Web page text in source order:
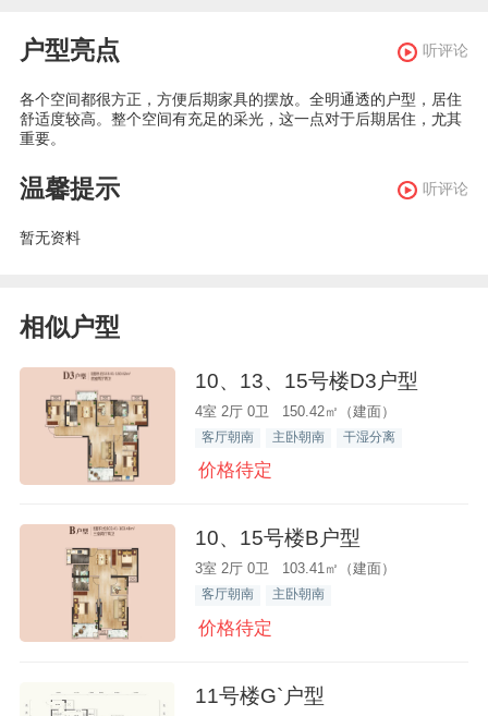
户型亮点 听评论
各个空间都很方正，方便后期家具的摆放。全明通透的户型，居住
舒适度较高。整个空间有充足的采光，这一点对于后期居住，尤其
重要。
温馨提示 听评论
暂无资料
相似户型
10、13、15号楼D3户型
4室 2厅 0卫 150.42㎡（建面）
客厅朝南 主卧朝南 干湿分离
价格待定
10、15号楼B户型
3室 2厅 0卫 103.41㎡（建面）
客厅朝南 主卧朝南
价格待定
11号楼G`户型